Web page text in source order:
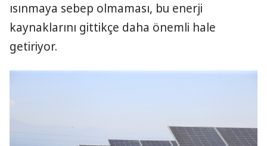
ısınmaya sebep olmaması, bu enerji
kaynaklarını gittikçe daha önemli hale
getiriyor.